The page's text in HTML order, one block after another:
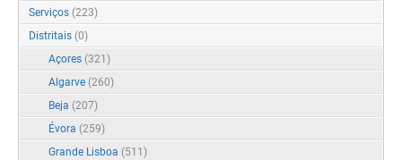
Serviços (223)
Distritais (0)
Açores (321)
Algarve (260)
Beja (207)
Évora (259)
Grande Lisboa (511)